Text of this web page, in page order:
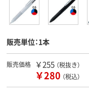
販売単位：1本
販売価格 ￥255 （税抜き）
￥280 （税込）